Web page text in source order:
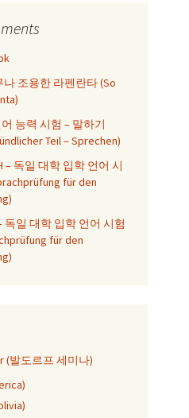
나 조용한 라펜란타 (So
어 능력 시험 – 말하기
Teil – Sprechen)
– 독일 대학 입학 언어 시
für den
독일 대학 입학 언어 시험
für den
(발도르프 세미나)